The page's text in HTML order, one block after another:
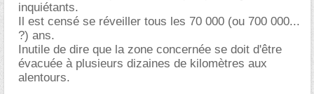
inquiétants.
Il est censé se réveiller tous les 70 000 (ou 700 000...
?) ans.
Inutile de dire que la zone concernée se doit d'être
évacuée à plusieurs dizaines de kilomètres aux
alentours.